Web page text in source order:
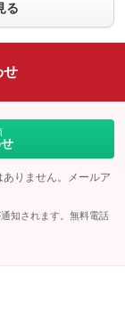
る
せ
りません。メールア
知されます。無料電話